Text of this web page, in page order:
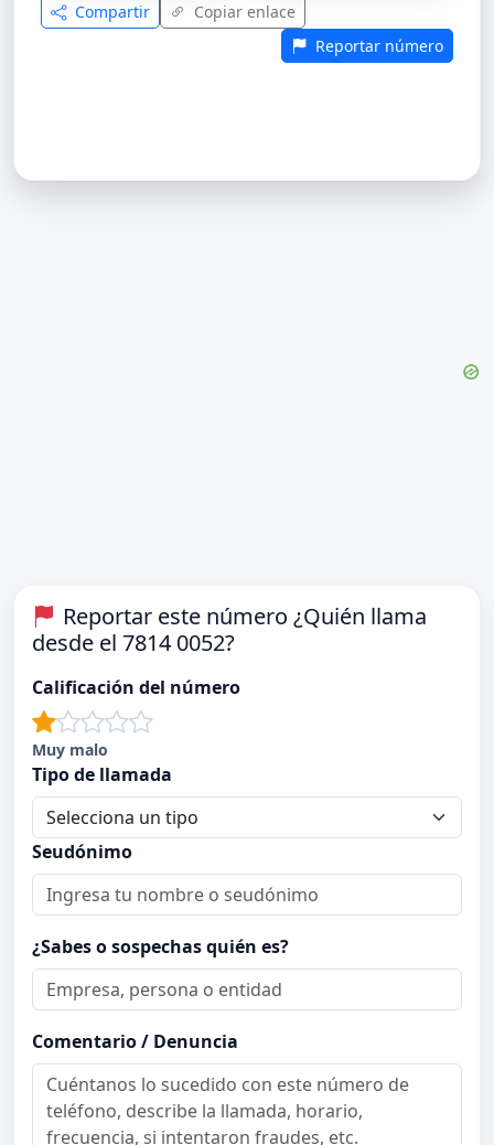
Compartir
Copiar enlace
Reportar número
Reportar este número ¿Quién llama
desde el 7814 0052?
Calificación del número
Muy malo
Tipo de llamada
Seudónimo
¿Sabes o sospechas quién es?
Comentario / Denuncia